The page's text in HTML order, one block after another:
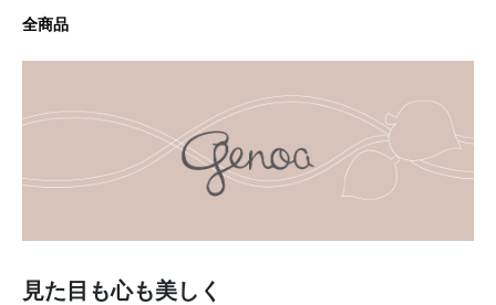
全商品
見た目も心も美しく